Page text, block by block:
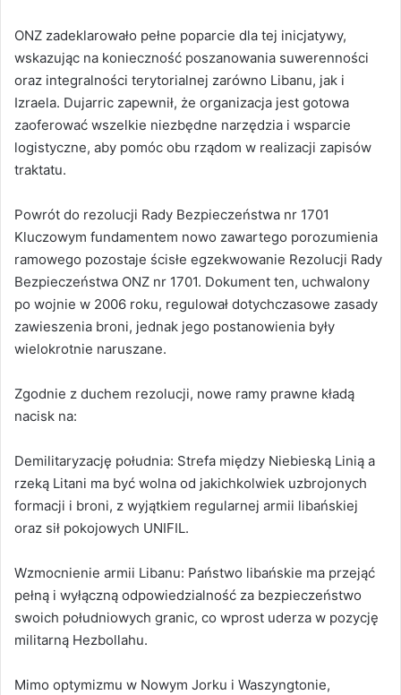
ONZ zadeklarowało pełne poparcie dla tej inicjatywy,
wskazując na konieczność poszanowania suwerenności
oraz integralności terytorialnej zarówno Libanu, jak i
Izraela. Dujarric zapewnił, że organizacja jest gotowa
zaoferować wszelkie niezbędne narzędzia i wsparcie
logistyczne, aby pomóc obu rządom w realizacji zapisów
traktatu.
Powrót do rezolucji Rady Bezpieczeństwa nr 1701
Kluczowym fundamentem nowo zawartego porozumienia
ramowego pozostaje ścisłe egzekwowanie Rezolucji Rady
Bezpieczeństwa ONZ nr 1701. Dokument ten, uchwalony
po wojnie w 2006 roku, regulował dotychczasowe zasady
zawieszenia broni, jednak jego postanowienia były
wielokrotnie naruszane.
Zgodnie z duchem rezolucji, nowe ramy prawne kładą
nacisk na:
Demilitaryzację południa: Strefa między Niebieską Linią a
rzeką Litani ma być wolna od jakichkolwiek uzbrojonych
formacji i broni, z wyjątkiem regularnej armii libańskiej
oraz sił pokojowych UNIFIL.
Wzmocnienie armii Libanu: Państwo libańskie ma przejąć
pełną i wyłączną odpowiedzialność za bezpieczeństwo
swoich południowych granic, co wprost uderza w pozycję
militarną Hezbollahu.
Mimo optymizmu w Nowym Jorku i Waszyngtonie,